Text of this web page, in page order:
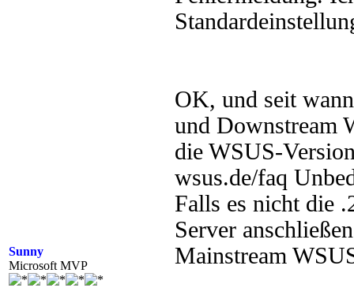
Sunny
Microsoft MVP
OK, und seit
und Downstream
die WSUS-
wsus.de/faq
Falls es nicht die
Server
Mainstream